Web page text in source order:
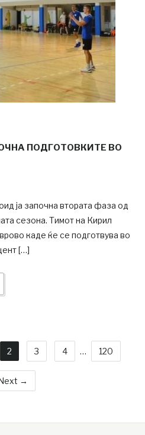
ПОДГОТОВКИТЕ ВО
ја започна втората фаза од
сезона. Тимот на Кирил
каде ќе се подготвува во
[…]
2 3 4 … 120
→